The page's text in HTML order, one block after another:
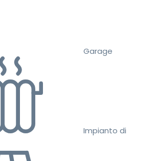
Garage
Impianto di